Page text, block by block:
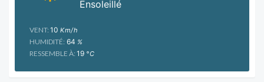
Ensoleillé
VENT: 10 Km/h
HUMIDITÉ: 64 %
RESSEMBLE À: 19 °C